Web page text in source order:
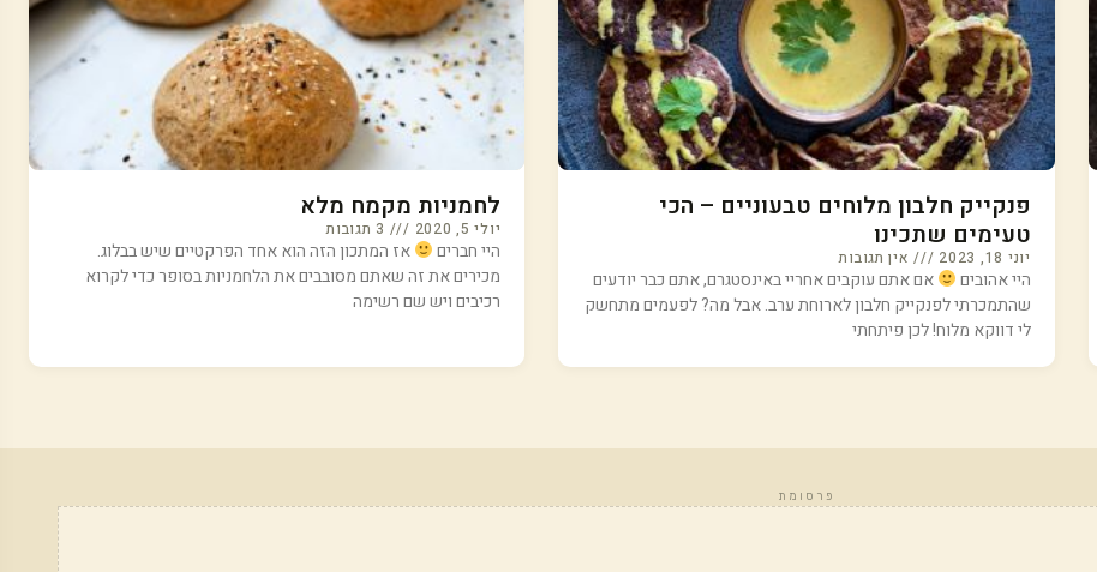
פנקייק חלבון מלוחים טבעוניים – הכי
טעימים שתכינו
יוני 18, 2023 אין תגובות
היי אהובים
אם אתם עוקבים אחריי באינסטגרם, אתם כבר יודעים
שהתמכרתי לפנקייק חלבון לארוחת ערב. אבל מה? לפעמים מתחשק
לי דווקא מלוח! לכן פיתחתי
לחמניות מקמח מלא
יולי 5, 2020
היי חברים
אז המתכון הזה הוא אחד הפרקטיים שיש בבלוג.
מכירים את זה שאתם מסובבים את הלחמניות בסופר כדי לקרוא
רכיבים ויש שם רשימה
פרסומת